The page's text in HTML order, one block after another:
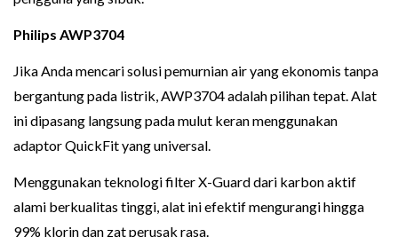
Philips AWP3704
Jika Anda mencari solusi pemurnian air yang ekonomis tanpa
bergantung pada listrik, AWP3704 adalah pilihan tepat. Alat
ini dipasang langsung pada mulut keran menggunakan
adaptor QuickFit yang universal.
Menggunakan teknologi filter X-Guard dari karbon aktif
alami berkualitas tinggi, alat ini efektif mengurangi hingga
99% klorin dan zat perusak rasa.